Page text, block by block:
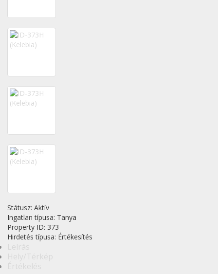
Státusz: Aktív
Ingatlan típusa: Tanya
Property ID: 373
Hirdetés típusa: Értékesítés